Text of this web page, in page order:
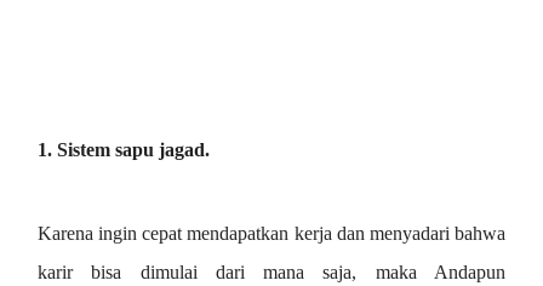
1. Sistem sapu jagad.
Karena ingin cepat mendapatkan kerja dan menyadari bahwa
karir bisa dimulai dari mana saja, maka Andapun